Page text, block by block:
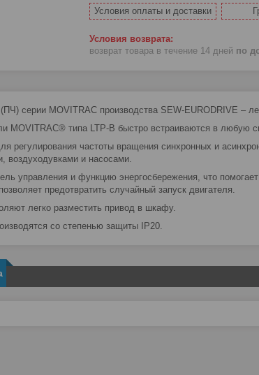
Условия оплаты и доставки
возврат товара в течение 14 дней по
серии MOVITRAC производства SEW-EURODRIVE –
MOVITRAC® типа LTP-B быстро встраиваются в любую
регулирования частоты вращения синхронных и
воздуходувками и насосами.
управления и функцию энергосбережения, что помогает
предотвратить случайный запуск двигателя.
легко разместить привод в шкафу.
со степенью защиты IP20.